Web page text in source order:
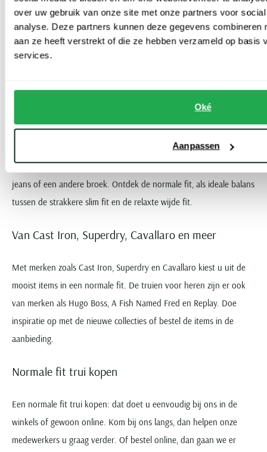
over uw gebruik van onze site met onze partners voor
analyse. Deze partners kunnen deze gegevens combineren
aan ze heeft verstrekt of die ze hebben verzameld op basis
services.
Oké
Aanpassen
Normale fit truien zitten heerlijk comfortabel én zien er geweldig
uit. De truien in regular fit zijn beschikbaar van diverse topmerken.
Bovendien hebben we de items gewoon op voorraad, zowel online
In normale fit zijn de truien voor heren precies in balans. Ze zitten
niet te strak en bieden voldoende bewegingsvrijheid. Tegelijkertijd
hebben ze een mooie pasvorm en combineren ze stijlvol met een
jeans of een andere broek. Ontdek de normale fit, als ideale balans
tussen de strakkere slim fit en de relaxte wijde fit.
Van Cast Iron, Superdry, Cavallaro en meer
Met merken zoals Cast Iron, Superdry en Cavallaro kiest u uit de
mooist items in een normale fit. De truien voor heren zijn er ook
van merken als Hugo Boss, A Fish Named Fred en Replay. Doe
inspiratie op met de nieuwe collecties of bestel de items in de
aanbieding.
Normale fit trui kopen
Een normale fit trui kopen: dat doet u eenvoudig bij ons in de
winkels of gewoon online. Kom bij ons langs, dan helpen onze
medewerkers u graag verder. Of bestel online, dan gaan we er